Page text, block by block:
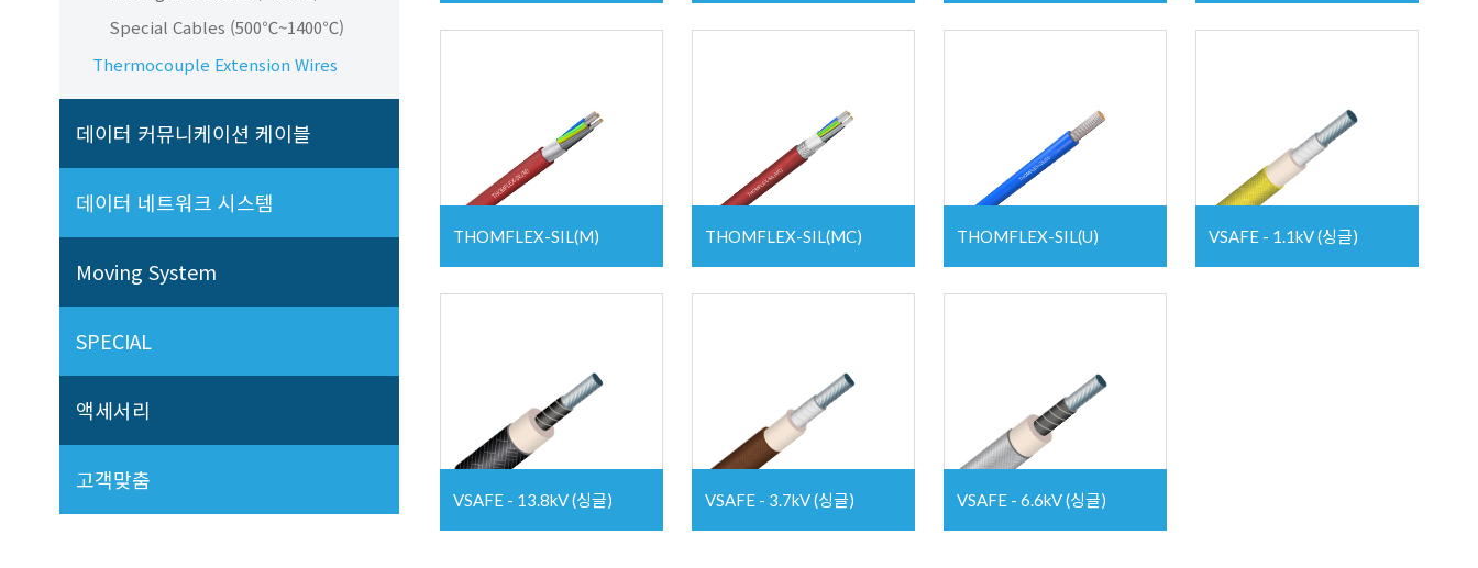
Special Cables (500℃~1400℃)
Thermocouple Extension Wires
데이터 커뮤니케이션 케이블
데이터 네트워크 시스템
Moving System
SPECIAL
액세서리
고객맞춤
THOMFLEX-SIL(M) THOMFLEX-SIL(MC) THOMFLEX-SIL(U) VSAFE - 1.1kV (싱글)
VSAFE - 13.8kV (싱글) VSAFE - 3.7kV (싱글) VSAFE - 6.6kV (싱글)